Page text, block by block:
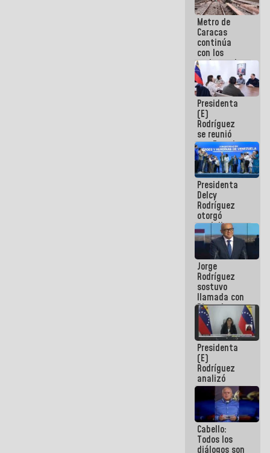
Metro de
Caracas
continúa
con los
trabajos de
mantenimiento
e inspección
en la Línea 2
Presidenta
(E)
Rodríguez
se reunió
con Estado
Mayor
Eléctrico
para
abordar
planes de
acción
Presidenta
Delcy
Rodríguez
otorgó
medalla
"Héroe de
Venezuela"
a servidores
públicos
Jorge
Rodríguez
sostuvo
llamada con
Dinorah
Figuera y
acuerdan
primer
encuentro
presencial
para el
diálogo
Presidenta
(E)
Rodríguez
analizó
junto a
gobernadores
planes de
recuperación
del Sistema
Eléctrico
Cabello:
Todos los
diálogos son